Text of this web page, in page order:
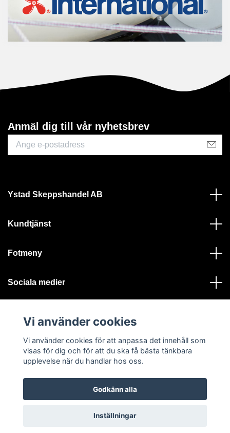
Anmäl dig till vår nyhetsbrev
Ystad Skeppshandel AB
Kundtjänst
Fotmeny
Sociala medier
© 2026 Ystad Skeppshandel - Alla rättigheter reserverade
Vi använder cookies
Vi använder cookies för att anpassa det innehåll som
visas för dig och för att du ska få bästa tänkbara
upplevelse när du handlar hos oss.
Godkänn alla
Inställningar